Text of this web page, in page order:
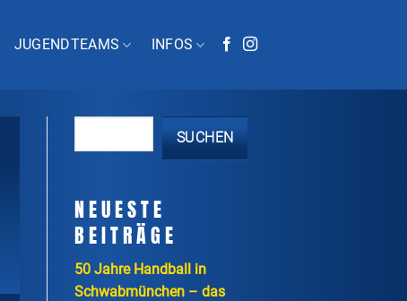
JUGENDTEAMS INFOS
SUCHEN
NEUESTE
BEITRÄGE
50 Jahre Handball in
Schwabmünchen – das